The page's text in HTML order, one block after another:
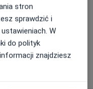
stron
sprawdzić i
W
do polityk
znajdziesz